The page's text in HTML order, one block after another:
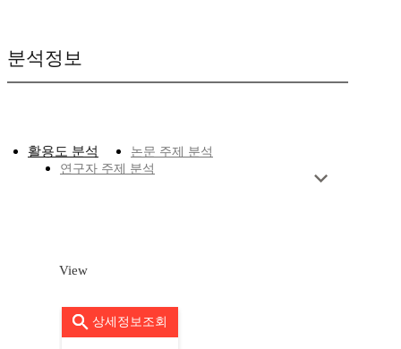
분석정보
활용도 분석
논문 주제 분석
연구자 주제 분석
View
상세정보조회